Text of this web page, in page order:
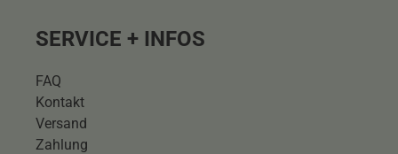
SERVICE + INFOS
FAQ
Kontakt
Versand
Zahlung